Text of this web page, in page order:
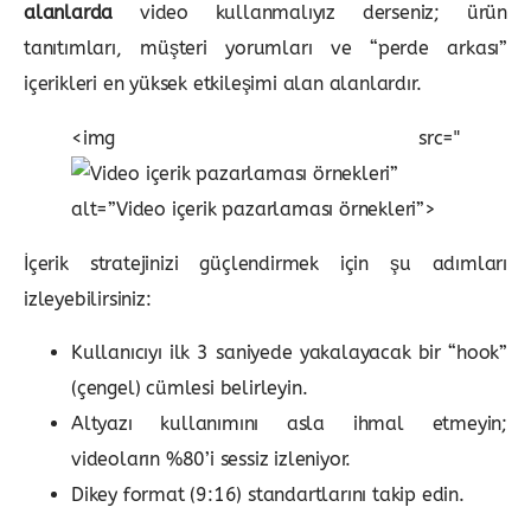
alanlarda video kullanmalıyız derseniz; ürün
tanıtımları, müşteri yorumları ve “perde arkası”
içerikleri en yüksek etkileşimi alan alanlardır.
<img src="
”
alt=”Video içerik pazarlaması örnekleri”>
İçerik stratejinizi güçlendirmek için şu adımları
izleyebilirsiniz:
Kullanıcıyı ilk 3 saniyede yakalayacak bir “hook”
(çengel) cümlesi belirleyin.
Altyazı kullanımını asla ihmal etmeyin;
videoların %80’i sessiz izleniyor.
Dikey format (9:16) standartlarını takip edin.